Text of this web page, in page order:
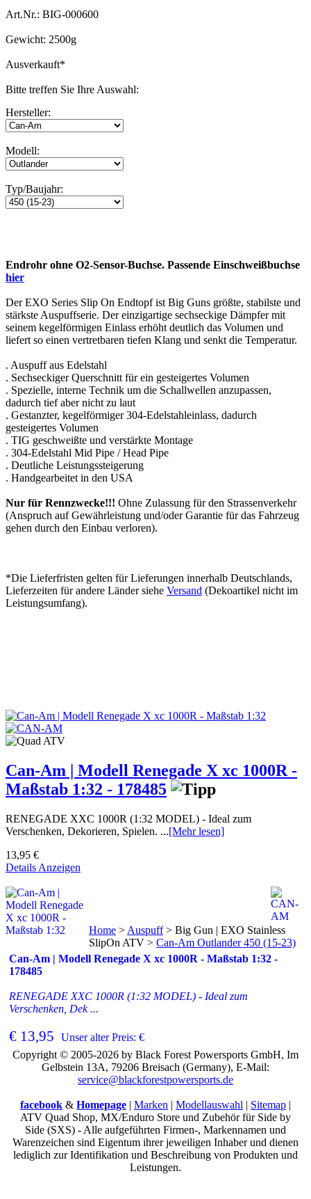
Art.Nr.: BIG-000600
Gewicht: 2500g
Ausverkauft*
Bitte treffen Sie Ihre Auswahl:
Hersteller:
Modell:
Typ/Baujahr:
Endrohr ohne O2-Sensor-Buchse. Passende Einschweißbuchse
hier
Der EXO Series Slip On Endtopf ist Big Guns größte, stabilste und
stärkste Auspuffserie. Der einzigartige sechseckige Dämpfer mit
seinem kegelförmigen Einlass erhöht deutlich das Volumen und
liefert so einen vertretbaren tiefen Klang und senkt die Temperatur.
. Auspuff aus Edelstahl
. Sechseckiger Querschnitt für ein gesteigertes Volumen
. Spezielle, interne Technik um die Schallwellen anzupassen,
dadurch tief aber nicht zu laut
. Gestanzter, kegelförmiger 304-Edelstahleinlass, dadurch
gesteigertes Volumen
. TIG geschweißte und verstärkte Montage
. 304-Edelstahl Mid Pipe / Head Pipe
. Deutliche Leistungssteigerung
. Handgearbeitet in den USA
Nur für Rennzwecke!!! Ohne Zulassung für den Strassenverkehr
(Anspruch auf Gewährleistung und/oder Garantie für das Fahrzeug
gehen durch den Einbau verloren).
*Die Lieferfristen gelten für Lieferungen innerhalb Deutschlands,
Lieferzeiten für andere Länder siehe Versand (Dekoartikel nicht im
Leistungsumfang).
Can-Am | Modell Renegade X xc 1000R -
Maßstab 1:32 - 178485
RENEGADE XXC 1000R (1:32 MODEL) - Ideal zum
Verschenken, Dekorieren, Spielen. ...[Mehr lesen]
13,95 €
Details Anzeigen
Can-Am | Modell Renegade X xc 1000R - Maßstab 1:32 -
178485
RENEGADE XXC 1000R (1:32 MODEL) - Ideal zum
Verschenken, Dek ...
€ 13,95 Unser alter Preis: €
Home > Auspuff > Big Gun | EXO Stainless
SlipOn ATV > Can-Am Outlander 450 (15-23)
Copyright © 2005-2026 by Black Forest Powersports GmbH, Im
Gelbstein 13A, 79206 Breisach (Germany), E-Mail:
service@blackforestpowersports.de
facebook & Homepage | Marken | Modellauswahl | Sitemap |
ATV Quad Shop, MX/Enduro Store und Zubehör für Side by
Side (SXS) - Alle aufgeführten Firmen-, Markennamen und
Warenzeichen sind Eigentum ihrer jeweiligen Inhaber und dienen
lediglich zur Identifikation und Beschreibung von Produkten und
Leistungen.